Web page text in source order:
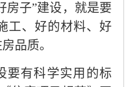
房子”建设，就是要
工、好的材料、好
品质。
要有科学实用的标